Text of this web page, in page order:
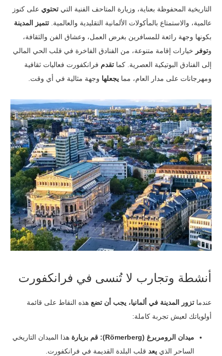
التاريخية المحفوظة بعناية، وزيارة المتاحف الفنية التي تحتوي على كنوز
عالمية، والاستمتاع بالمأكولات الألمانية التقليدية والعالمية. تتميز المدينة
بكونها وجهة رائعة للمسافرين بغرض العمل، وعشاق الفن والثقافة،
وتوفر خيارات إقامة متنوعة، من الفنادق الفاخرة في قلب الحي المالي
إلى الفنادق البوتيكية العصرية. كما تقدم فرانكفورت فعاليات ثقافية
ومهرجانات على مدار العام، مما يجعلها وجهة مثالية في أي وقت.
أنشطة وتجارب لا تُنسى في فرانكفورت
عندما تزور المدينة في ألمانيا، يجب أن تضع هذه النقاط على قائمة
أولوياتك لعيش تجربة كاملة:
ميدان الرومربرغ (Römerberg): قم بزيارة هذا الميدان التاريخي
الساحر الذي يعد قلب البلدة القديمة في فرانكفورت.